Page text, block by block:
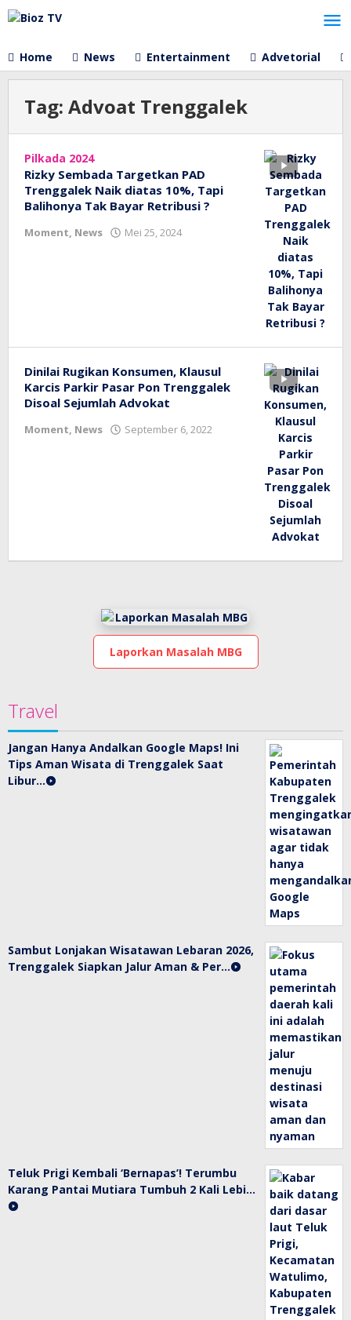
Lewati
ke
Home
News Entertainment Advetorial
Tag: Advoat Trenggalek
Pilkada 2024
Rizky Sembada Targetkan PAD
Trenggalek Naik diatas 10%, Tapi
Balihonya Tak Bayar Retribusi ?
Moment, News Mei 25, 2024
Dinilai Rugikan Konsumen, Klausul
Karcis Parkir Pasar Pon Trenggalek
Disoal Sejumlah Advokat
Moment, News September 6, 2022
Laporkan Masalah MBG
Travel
Jangan Hanya Andalkan Google Maps! Ini
Tips Aman Wisata di Trenggalek Saat
Libur…
Sambut Lonjakan Wisatawan Lebaran 2026,
Trenggalek Siapkan Jalur Aman & Per…
Teluk Prigi Kembali ‘Bernapas’! Terumbu
Karang Pantai Mutiara Tumbuh 2 Kali Lebi…